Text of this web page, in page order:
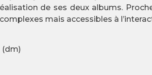
de ses deux albums.
mais accessibles à
(dm)